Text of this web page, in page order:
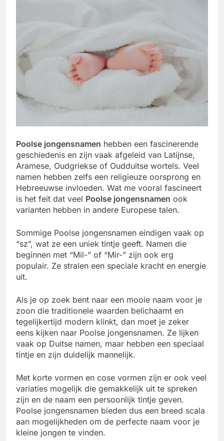
Poolse jongensnamen hebben een fascinerende
geschiedenis en zijn vaak afgeleid van Latijnse,
Aramese, Oudgriekse of Oudduitse wortels. Veel
namen hebben zelfs een religieuze oorsprong en
Hebreeuwse invloeden. Wat me vooral fascineert
is het feit dat veel Poolse jongensnamen ook
varianten hebben in andere Europese talen.
Sommige Poolse jongensnamen eindigen vaak op
“sz”, wat ze een uniek tintje geeft. Namen die
beginnen met “Mil-” of “Mir-” zijn ook erg
populair. Ze stralen een speciale kracht en energie
uit.
Als je op zoek bent naar een mooie naam voor je
zoon die traditionele waarden belichaamt en
tegelijkertijd modern klinkt, dan moet je zeker
eens kijken naar Poolse jongensnamen. Ze lijken
vaak op Duitse namen, maar hebben een speciaal
tintje en zijn duidelijk mannelijk.
Met korte vormen en cose vormen zijn er ook veel
variaties mogelijk die gemakkelijk uit te spreken
zijn en de naam een persoonlijk tintje geven.
Poolse jongensnamen bieden dus een breed scala
aan mogelijkheden om de perfecte naam voor je
kleine jongen te vinden.